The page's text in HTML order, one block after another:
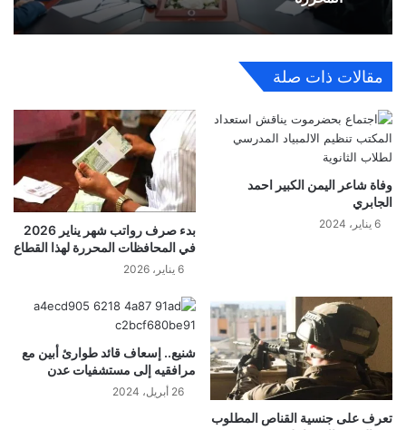
مقالات ذات صلة
وفاة شاعر اليمن الكبير احمد
الجابري
6 يناير، 2024
بدء صرف رواتب شهر يناير 2026
في المحافظات المحررة لهذا القطاع
6 يناير، 2026
تعرف على جنسية القناص المطلوب
شنيع.. إسعاف قائد طوارئ أبين مع
مرافقيه إلى مستشفيات عدن
26 أبريل، 2024